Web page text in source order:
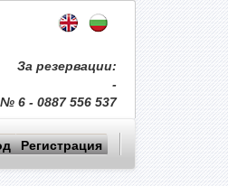
За резервации:
-
6 - 0887 556 537
Регистрация